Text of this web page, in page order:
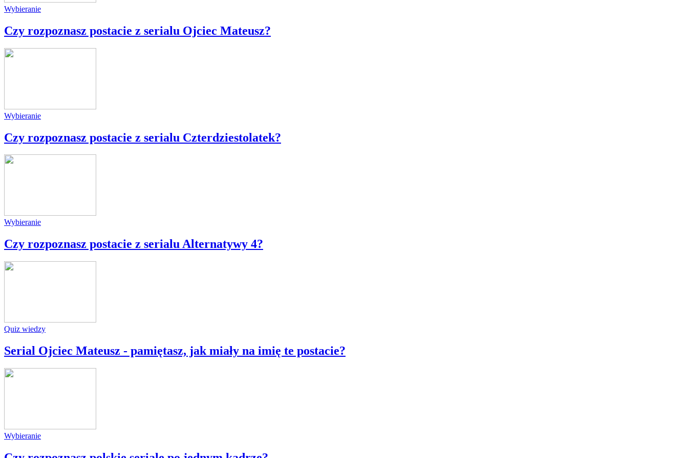
Wybieranie
Czy rozpoznasz postacie z serialu Ojciec Mateusz?
Wybieranie
Czy rozpoznasz postacie z serialu Czterdziestolatek?
Wybieranie
Czy rozpoznasz postacie z serialu Alternatywy 4?
Quiz wiedzy
Serial Ojciec Mateusz - pamiętasz, jak miały na imię te postacie?
Wybieranie